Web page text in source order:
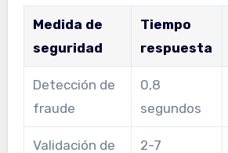
Medida de
seguridad
Tiempo
respuesta
Detección de
fraude
0,8
segundos
Validación de
2-7